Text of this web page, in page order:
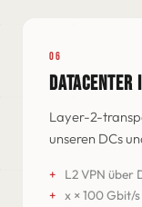
06
DATACENTER
Layer-2-
unseren DCs
L2 VPN über
x × 100 Gbit/